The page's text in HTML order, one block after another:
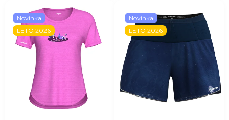
Novinka
LETO 2026
Novinka
LETO 2026